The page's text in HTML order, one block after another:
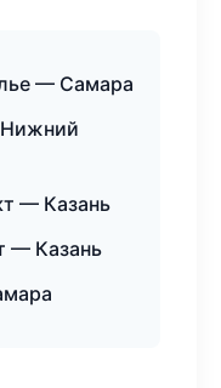
— Самара
— Казань
— Казань